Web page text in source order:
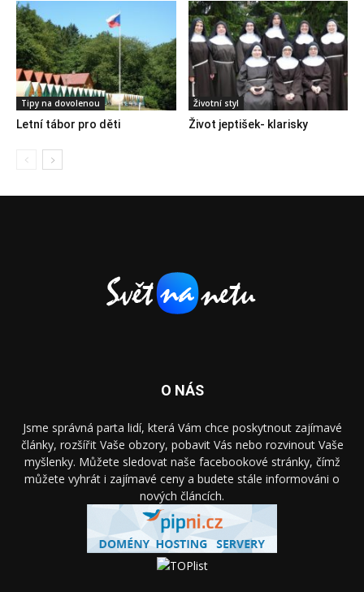
Tipy na dovolenou
Letní tábor pro děti
Životní styl
Život jeptišek- klarisky
O NÁS
Jsme správná parta lidí, která Vám chce poskytnout zajímavé
články, rozšířit Vaše obzory, pobavit Vás nebo rozvinout Vaše
myšlenky. Můžete sledovat naše facebookové stránky, čímž
můžete vyhrát i zajímavé ceny a budete stále informováni o
nových článcích.